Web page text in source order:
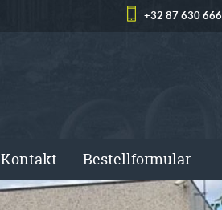
+32 87 630 666
Kontakt Bestellformular